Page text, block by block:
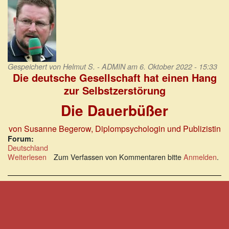
Gespeichert von Helmut S. - ADMINam 6. Oktober 2022 - 15:33
Die deutsche Gesellschaft hat einen Hang
zur Selbstzerstörung
Die Dauerbüßer
von Susanne Begerow, Diplompsychologin und Publizistin
Forum:
Deutschland
Weiterlesen über
deutsche
Gesellschaft
Zum Verfassen von Kommentaren bitteAnmelden.